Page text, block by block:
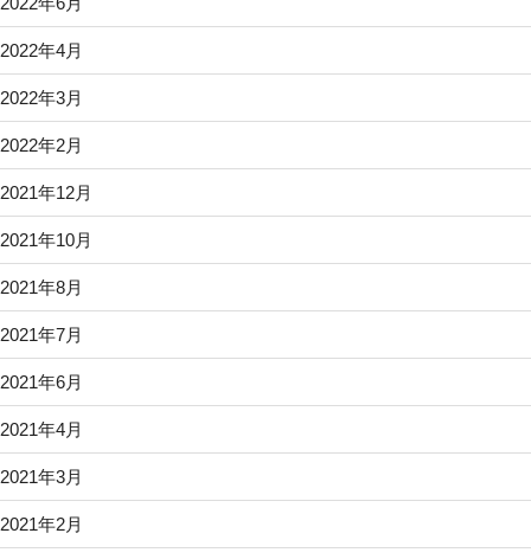
2022年4月
2022年3月
2022年2月
2021年12月
2021年10月
2021年8月
2021年7月
2021年6月
2021年4月
2021年3月
2021年2月